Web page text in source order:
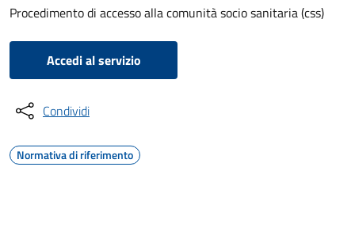
Procedimento di accesso alla comunità socio sanitaria (css)
Accedi al servizio
Condividi
Normativa di riferimento